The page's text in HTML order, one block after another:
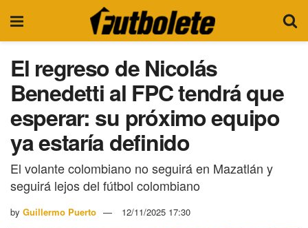
El regreso de Nicolás
Benedetti al FPC tendrá que
esperar: su próximo equipo
ya estaría definido
El volante colombiano no seguirá en Mazatlán y
seguirá lejos del fútbol colombiano
by Guillermo Puerto 12/11/2025 17:30